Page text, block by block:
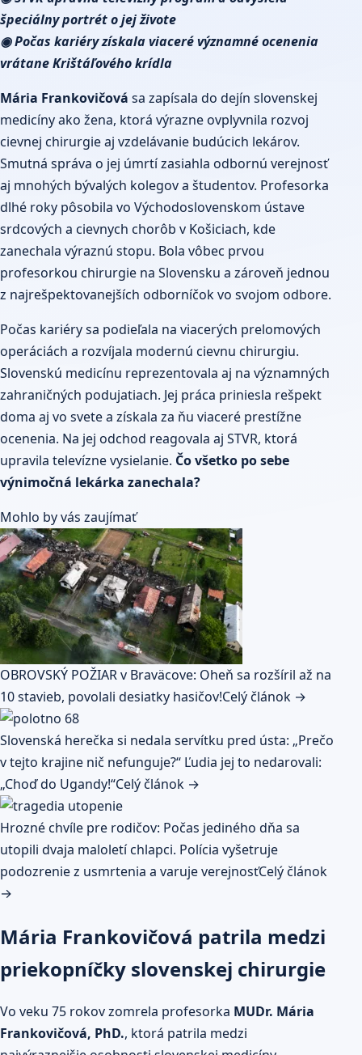
špeciálny portrét o jej živote
◉ Počas kariéry získala viaceré významné ocenenia
vrátane Krištáľového krídla
Mária Frankovičová sa zapísala do dejín slovenskej
medicíny ako žena, ktorá výrazne ovplyvnila rozvoj
cievnej chirurgie aj vzdelávanie budúcich lekárov.
Smutná správa o jej úmrtí zasiahla odbornú verejnosť
aj mnohých bývalých kolegov a študentov. Profesorka
dlhé roky pôsobila vo Východoslovenskom ústave
srdcových a cievnych chorôb v Košiciach, kde
zanechala výraznú stopu. Bola vôbec prvou
profesorkou chirurgie na Slovensku a zároveň jednou
z najrešpektovanejších odborníčok vo svojom odbore.
Počas kariéry sa podieľala na viacerých prelomových
operáciách a rozvíjala modernú cievnu chirurgiu.
Slovenskú medicínu reprezentovala aj na významných
zahraničných podujatiach. Jej práca priniesla rešpekt
doma aj vo svete a získala za ňu viaceré prestížne
ocenenia. Na jej odchod reagovala aj STVR, ktorá
upravila televízne vysielanie. Čo všetko po sebe
výnimočná lekárka zanechala?
Mohlo by vás zaujímať
OBROVSKÝ POŽIAR v Braväcove: Oheň sa rozšíril až na
10 stavieb, povolali desiatky hasičov!Celý článok →
Slovenská herečka si nedala servítku pred ústa: „Prečo
v tejto krajine nič nefunguje?“ Ľudia jej to nedarovali:
„Choď do Ugandy!“Celý článok →
Hrozné chvíle pre rodičov: Počas jediného dňa sa
utopili dvaja maloletí chlapci. Polícia vyšetruje
podozrenie z usmrtenia a varuje verejnosťCelý článok
→
Mária Frankovičová patrila medzi
priekopníčky slovenskej chirurgie
Vo veku 75 rokov zomrela profesorka MUDr. Mária
Frankovičová, PhD., ktorá patrila medzi